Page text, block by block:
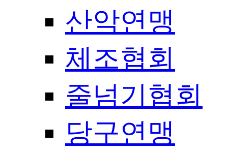
산악연맹
체조협회
줄넘기협회
당구연맹